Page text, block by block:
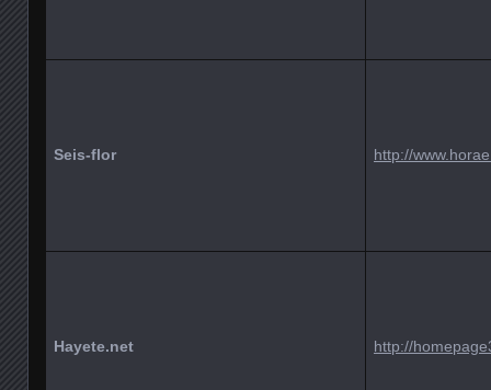
Seis-flor http://
Hayete.net http://